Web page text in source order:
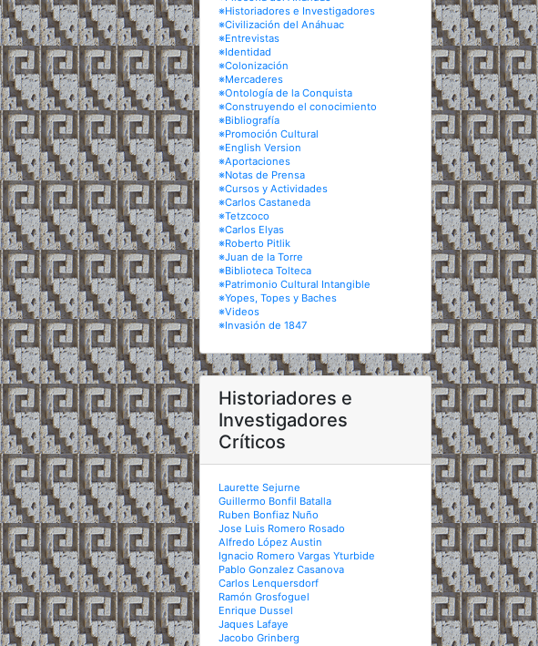
※Historiadores e Investigadores
※Civilización del Anáhuac
※Entrevistas
※Identidad
※Colonización
※Mercaderes
※Ontología de la Conquista
※Construyendo el conocimiento
※Bibliografía
※Promoción Cultural
※English Version
※Aportaciones
※Notas de Prensa
※Cursos y Actividades
※Carlos Castaneda
※Tetzcoco
※Carlos Elyas
※Roberto Pitlik
※Juan de la Torre
※Biblioteca Tolteca
※Patrimonio Cultural Intangible
※Yopes, Topes y Baches
※Videos
※Invasión de 1847
Historiadores e
Investigadores
Críticos
Laurette Sejurne
Guillermo Bonfil Batalla
Ruben Bonfiaz Nuño
Jose Luis Romero Rosado
Alfredo López Austin
Ignacio Romero Vargas Yturbide
Pablo Gonzalez Casanova
Carlos Lenquersdorf
Ramón Grosfoguel
Enrique Dussel
Jaques Lafaye
Jacobo Grinberg